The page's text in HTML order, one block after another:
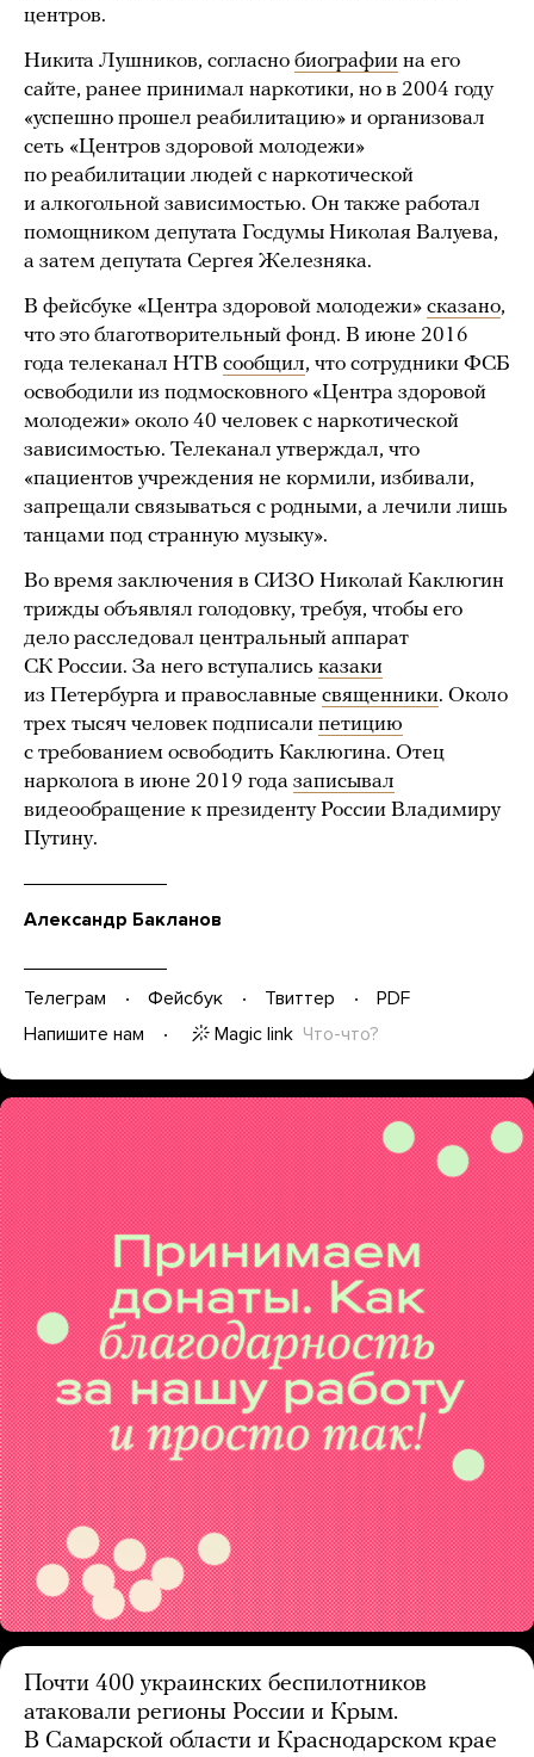
центров.
Никита Лушников, согласно биографии на его
сайте, ранее принимал наркотики, но в 2004 году
«успешно прошел реабилитацию» и организовал
сеть «Центров здоровой молодежи»
по реабилитации людей с наркотической
и алкогольной зависимостью. Он также работал
помощником депутата Госдумы Николая Валуева,
а затем депутата Сергея Железняка.
В фейсбуке «Центра здоровой молодежи» сказано,
что это благотворительный фонд. В июне 2016
года телеканал НТВ сообщил, что сотрудники ФСБ
освободили из подмосковного «Центра здоровой
молодежи» около 40 человек с наркотической
зависимостью. Телеканал утверждал, что
«пациентов учреждения не кормили, избивали,
запрещали связываться с родными, а лечили лишь
танцами под странную музыку».
Во время заключения в СИЗО Николай Каклюгин
трижды объявлял голодовку, требуя, чтобы его
дело расследовал центральный аппарат
СК России. За него вступались казаки
из Петербурга и православные священники. Около
трех тысяч человек подписали петицию
с требованием освободить Каклюгина. Отец
нарколога в июне 2019 года записывал
видеообращение к президенту России Владимиру
Путину.
Александр Бакланов
Телеграм Фейсбук Твиттер
PDF
Напишите нам
Magic link Что-что?
Почти 400 украинских беспилотников
атаковали регионы России и Крым.
В Самарской области и Краснодарском крае